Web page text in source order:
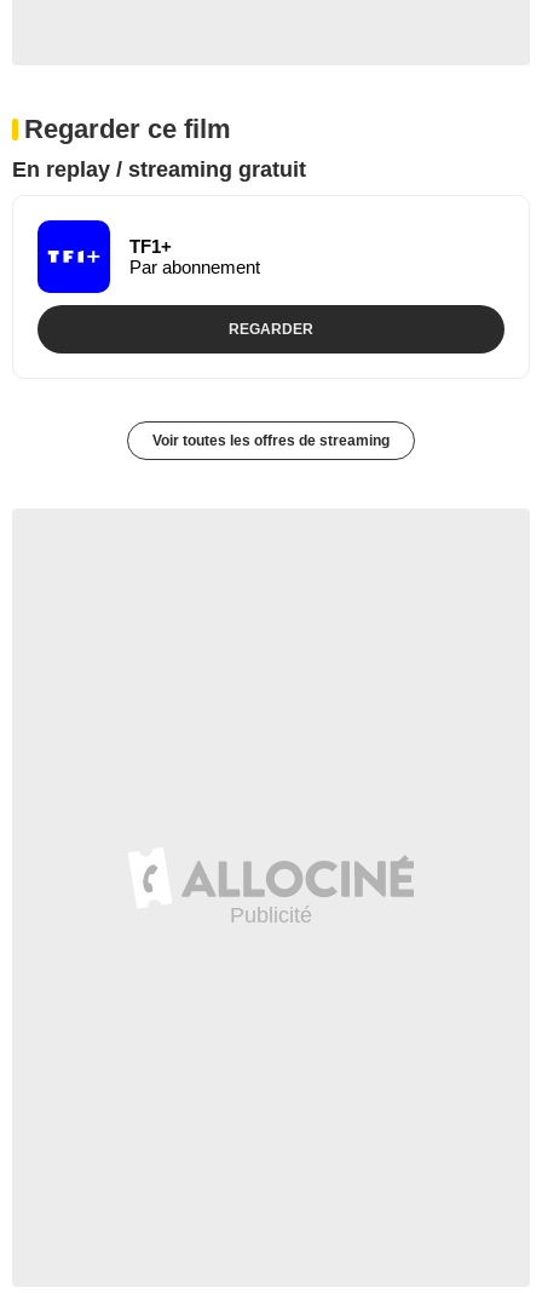
Regarder ce film
En replay / streaming gratuit
TF1+
Par abonnement
REGARDER
Voir toutes les offres de streaming